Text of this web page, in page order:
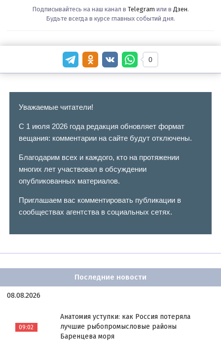
Подписывайтесь на наш канал в Telegram или в Дзен.
Будьте всегда в курсе главных событий дня.
0
Уважаемые читатели!
С 1 июля 2026 года редакция обновляет формат
вещания: комментарии на сайте будут отключены.
Благодарим всех и каждого, кто на протяжении
многих лет участвовал в обсуждении
опубликованных материалов.
Приглашаем вас комментировать публикации в
сообществах агентства в социальных сетях.
Последние новости
08.08.2026
09:02
Анатомия уступки: как Россия потеряла
лучшие рыбопромысловые районы
Баренцева моря